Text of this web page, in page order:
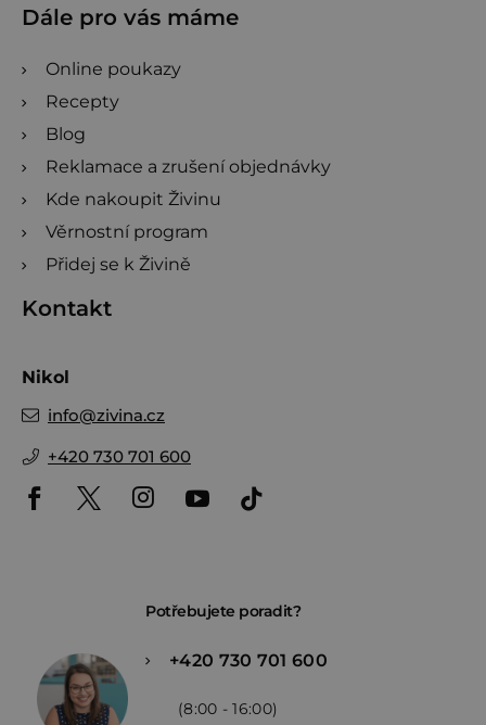
Dále pro vás máme
Online poukazy
Recepty
Blog
Reklamace a zrušení objednávky
Kde nakoupit Živinu
Věrnostní program
Přidej se k Živině
Kontakt
Nikol
info@zivina.cz
+420 730 701 600
Potřebujete poradit?
+420 730 701 600
(8:00 - 16:00)